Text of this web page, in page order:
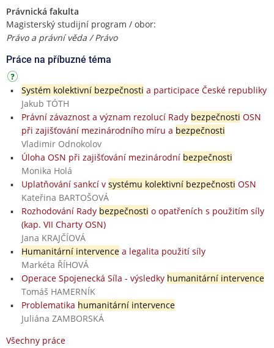
Právnická fakulta
Magisterský studijní program / obor:
Právo a právní věda / Právo
Práce na příbuzné téma
Systém kolektivní bezpečnosti a participace České republiky
Jakub TÓTH
Právní závaznost a význam rezolucí Rady bezpečnosti OSN
při zajišťování mezinárodního míru a bezpečnosti
Vladimir Odnokolov
Úloha OSN při zajišťování mezinárodní bezpečnosti
Monika Holá
Uplatňování sankcí v systému kolektivní bezpečnosti OSN
Kateřina BARTOŠOVÁ
Rozhodování Rady bezpečnosti o opatřeních s použitím síly
(kap. VII Charty OSN)
Jana KRAJČÍOVÁ
Humanitární intervencea legalita použití síly
Markéta ŘÍHOVÁ
Operace Spojenecká Síla - výsledky humanitární intervence
Tomáš HAMERNÍK
Problematika humanitární intervence
Juliána ZAMBORSKÁ
Všechny práce